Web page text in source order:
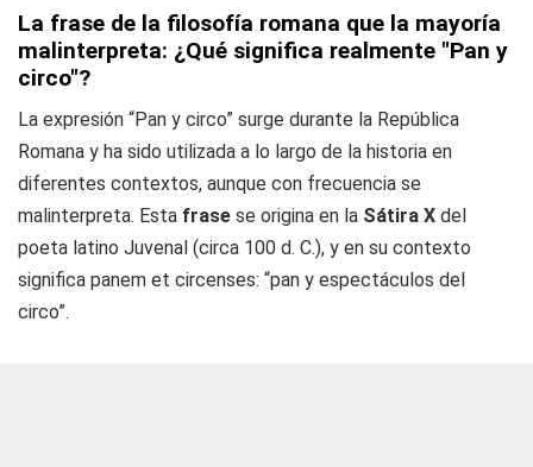
La frase de la filosofía romana que la mayoría
malinterpreta: ¿Qué significa realmente "Pan y
circo"?
La expresión “Pan y circo” surge durante la República
Romana y ha sido utilizada a lo largo de la historia en
diferentes contextos, aunque con frecuencia se
malinterpreta. Esta frase se origina en la Sátira X del
poeta latino Juvenal (circa 100 d. C.), y en su contexto
significa panem et circenses: “pan y espectáculos del
circo”.